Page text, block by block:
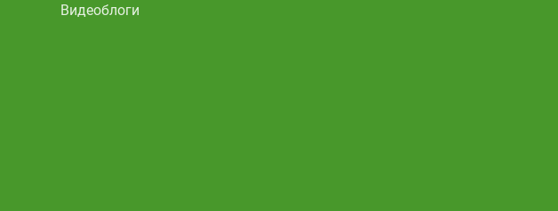
Видеоблоги